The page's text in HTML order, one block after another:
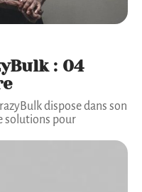
: 04
dispose dans son
solutions pour